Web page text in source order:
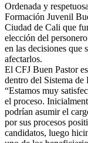
Ordenada y
Formación Juvenil
Ciudad de Cali que
elección del
en las decisiones que
afectarlos.
El CFJ Buen Pastor
dentro del Sistema de
“Estamos muy
el proceso.
podrían asumir el
por sus procesos
candidatos, luego